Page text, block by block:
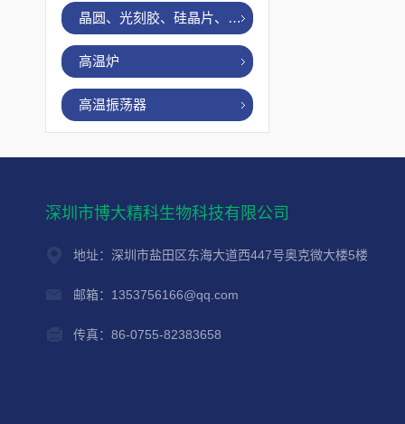
晶圆、光刻胶、硅晶片、烤胶机
高温炉
高温振荡器
深圳市博大精科生物科技有限公司
地址：深圳市盐田区东海大道西447号奥克微大楼5楼
邮箱：1353756166@qq.com
传真：86-0755-82383658